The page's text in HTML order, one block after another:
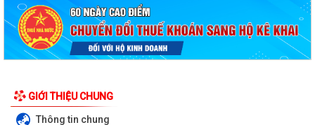
GIỚI THIỆU CHUNG
Thông tin chung